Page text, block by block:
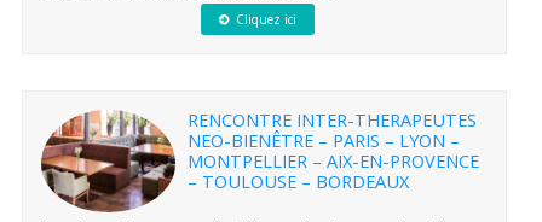
Cliquez ici
RENCONTRE INTER-THERAPEUTES
NEO-BIENÊTRE – PARIS – LYON –
MONTPELLIER – AIX-EN-PROVENCE
– TOULOUSE – BORDEAUX